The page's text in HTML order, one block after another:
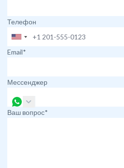
Телефон
Email*
Мессенджер
Ваш вопрос*